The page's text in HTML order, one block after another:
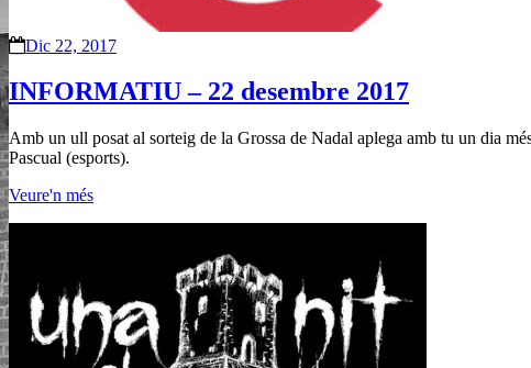
Dic 22, 2017
INFORMATIU – 22 desembre 2017
Amb un ull posat al sorteig de la Grossa de Nadal aplega amb tu un dia
Pascual (esports).
Veure'n més